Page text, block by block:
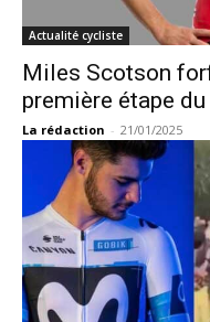
Actualité cycliste
Miles Scotson
première étape
La rédaction - 21/01/2025